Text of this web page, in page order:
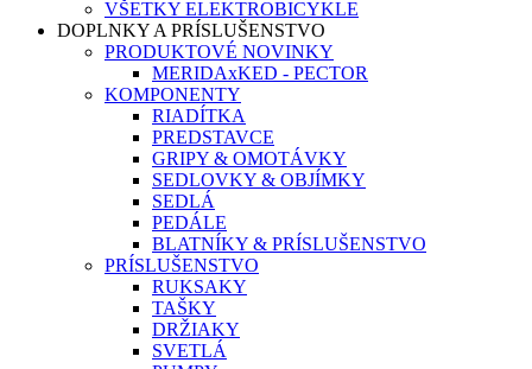
VŠETKY ELEKTROBICYKLE
DOPLNKY A PRÍSLUŠENSTVO
PRODUKTOVÉ NOVINKY
MERIDAxKED - PECTOR
KOMPONENTY
RIADÍTKA
PREDSTAVCE
GRIPY & OMOTÁVKY
SEDLOVKY & OBJÍMKY
SEDLÁ
PEDÁLE
BLATNÍKY & PRÍSLUŠENSTVO
PRÍSLUŠENSTVO
RUKSAKY
TAŠKY
DRŽIAKY
SVETLÁ